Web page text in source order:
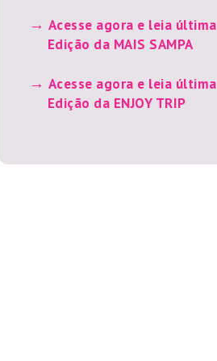
Acesse agora e leia última
Edição da MAIS SAMPA
Acesse agora e leia última
Edição da ENJOY TRIP